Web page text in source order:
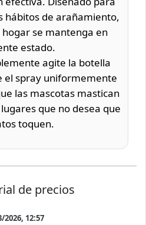
hábitos de arañamiento,
se mantenga en
estado.
agite la botella
el spray uniformemente
las mascotas mastican
que no desea que
toquen.
de precios
2026, 12:57